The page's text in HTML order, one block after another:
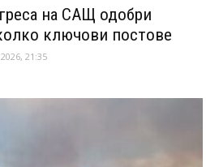
на САЩ одобри
ключови постове
21:35